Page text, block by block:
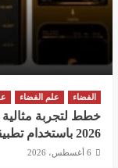
الفضاء علم الفضاء
خطط لتجربة
2026 باستخدام تطبيقات الهواتف الذكية هذه
6 أغسطس، 2026